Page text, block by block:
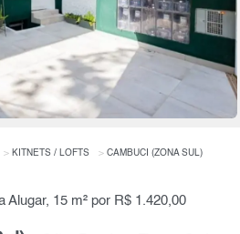
KITNETS / LOFTS CAMBUCI (ZONA SUL)
Alugar, 15 m² por R$ 1.420,00